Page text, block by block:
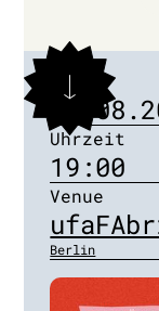
Datum
Uhrzeit
19:00
Venue
Berlin